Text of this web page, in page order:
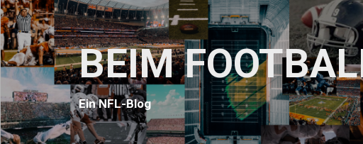
BEIM
Ein NFL-Blog